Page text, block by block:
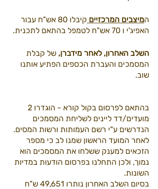
המיצבים המרכזיים
קיבלו 80 אש"ח עבור
האפיג'י ו 70 אש"ח לטמפל בהתאם לתכנית.
השלב האחרון, לאחר מידברן, של קבלת
המסמכים והעברת הכספים הפתיע אותנו
שוב.
מועדים/דד ליינים לשליחת המסמכים
הנדרשים ע"י רשם העמותות ורשות המסים.
לאחר המועד הראשון שמנו לב כי מספר
הזכאים למענק ששלחו את המסמכים הוא
נמוך, ולכן התחלנו בפרסום הודעות במדיות
השונות.
בסיום השלב האחרון נותרו 49,651 ש"ח